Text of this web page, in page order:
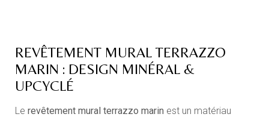
REVÊTEMENT MURAL TERRAZZO
MARIN : DESIGN MINÉRAL &
UPCYCLÉ
Lerevêtement mural terrazzo marin est un matériau